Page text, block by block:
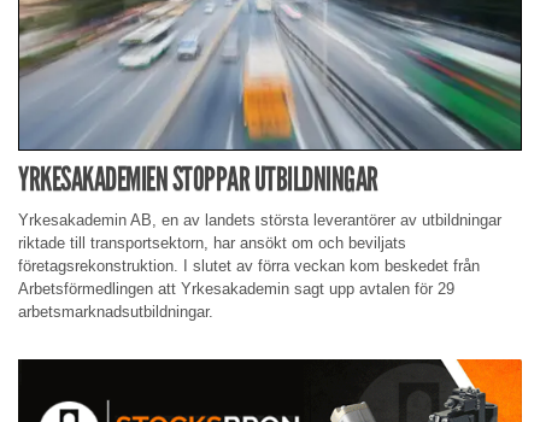
YRKESAKADEMIEN STOPPAR UTBILDNINGAR
Yrkesakademin AB, en av landets största leverantörer av utbildningar
riktade till transportsektorn, har ansökt om och beviljats
företagsrekonstruktion. I slutet av förra veckan kom beskedet från
Arbetsförmedlingen att Yrkesakademin sagt upp avtalen för 29
arbetsmarknadsutbildningar.